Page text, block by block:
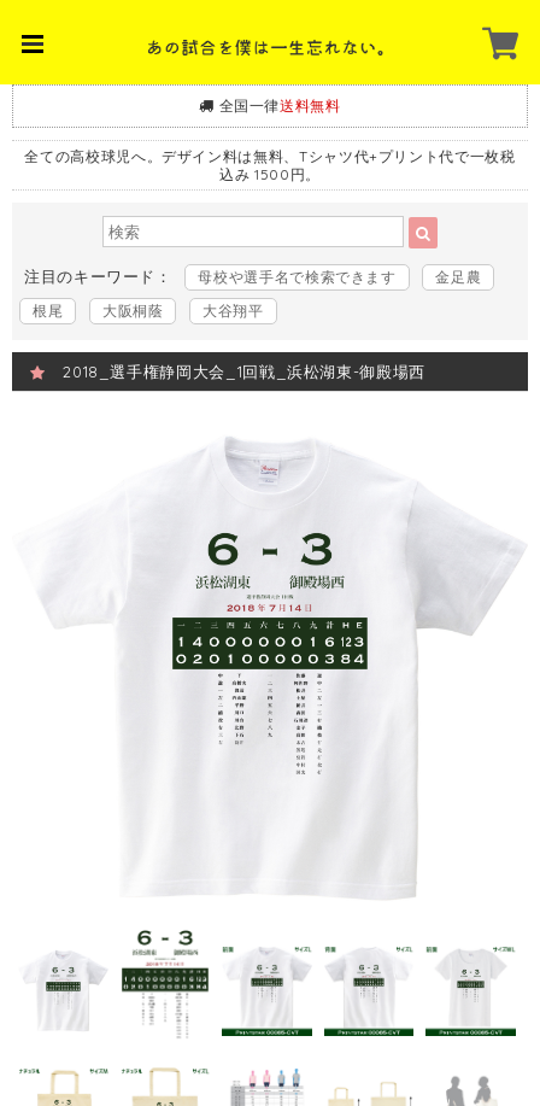
全国一律送料無料
全ての高校球児へ。デザイン料は無料、Tシャツ代+プリント代で一枚税
込み 1500円。
注目のキーワード： 母校や選手名で検索できます
金足農
根尾
大阪桐蔭 大谷翔平
2018_選手権静岡大会_1回戦_浜松湖東-御殿場西